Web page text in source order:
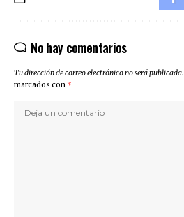
No hay comentarios
Tu dirección de correo electrónico no será publicada.
marcados con *